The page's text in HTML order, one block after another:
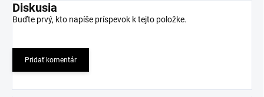
Diskusia
Buďte prvý, kto napíše príspevok k tejto položke.
Pridať komentár